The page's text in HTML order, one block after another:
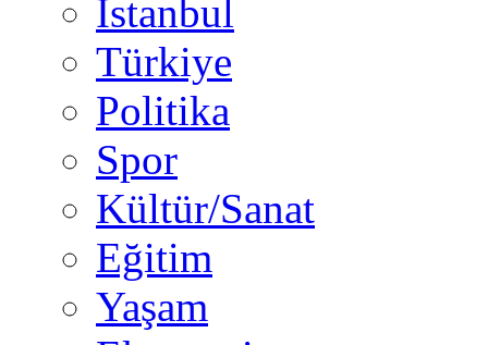
İstanbul
Türkiye
Politika
Spor
Kültür/Sanat
Eğitim
Yaşam